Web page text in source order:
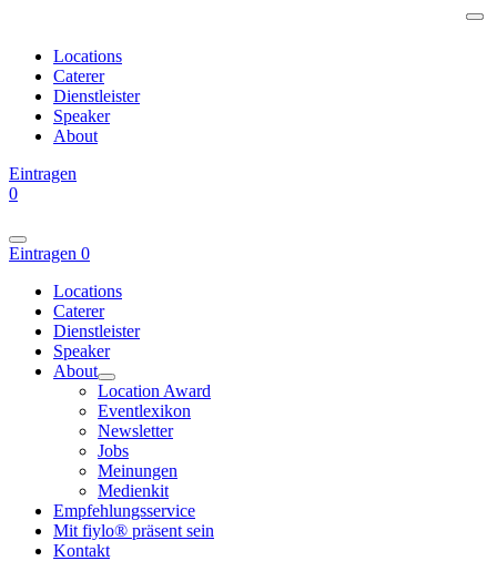
Locations
Caterer
Dienstleister
Speaker
About
Eintragen
0
Eintragen 0
Locations
Caterer
Dienstleister
Speaker
About
Location Award
Eventlexikon
Newsletter
Jobs
Meinungen
Medienkit
Empfehlungsservice
Mit fiylo® präsent sein
Kontakt